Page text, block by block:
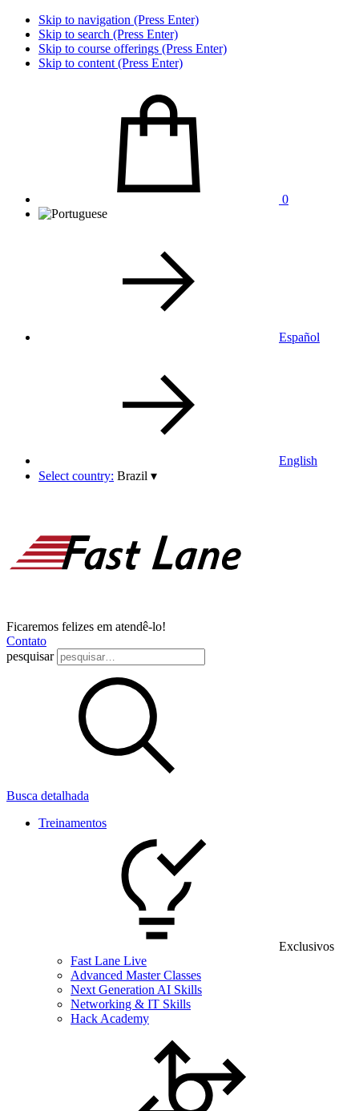
Skip to navigation (Press Enter)
Skip to search (Press Enter)
Skip to course offerings (Press Enter)
Skip to content (Press Enter)
0
Español
English
Select country: Brazil ▾
Ficaremos felizes em atendê-lo!
Contato
pesquisar
Busca detalhada
Treinamentos
Exclusivos
Fast Lane Live
Advanced Master Classes
Next Generation AI Skills
Networking & IT Skills
Hack Academy